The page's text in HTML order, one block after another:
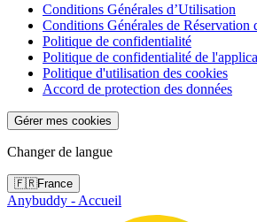
Conditions Générales d’Utilisation
Conditions Générales de Réservation
Politique de confidentialité
Politique de confidentialité de
Politique d'utilisation des cookies
Accord de protection des données
Gérer mes cookies
Changer de langue
🇫🇷France
Anybuddy - Accueil